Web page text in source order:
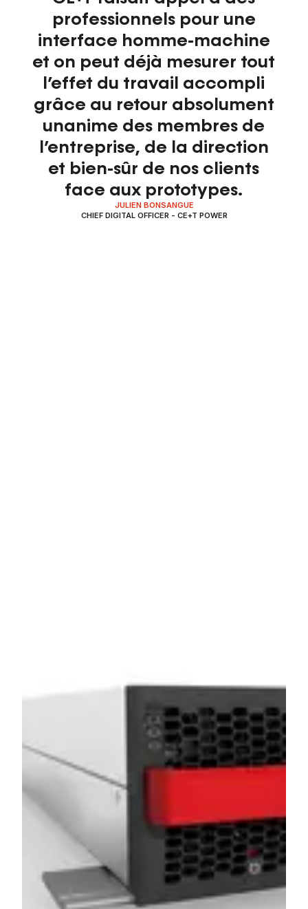
professionnels pour une
interface homme-machine
et on peut déjà mesurer tout
l’effet du travail accompli
grâce au retour absolument
unanime des membres de
l’entreprise, de la direction
et bien-sûr de nos clients
face aux prototypes.
JULIEN BONSANGUE
CHIEF DIGITAL OFFICER - CE+T POWER